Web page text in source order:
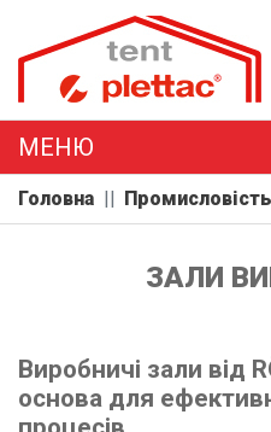
MEНЮ
Головна Промисловість
ЗАЛИ
Виробничі зали від
основа для